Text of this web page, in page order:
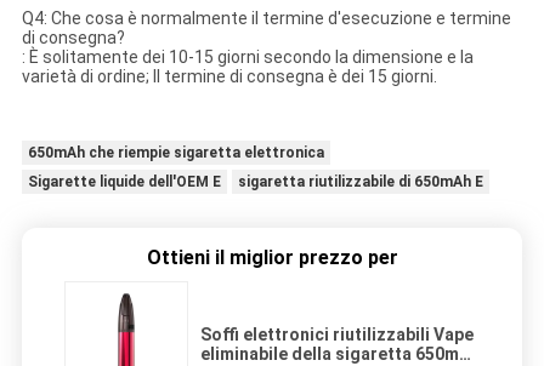
Q4: Che cosa è normalmente il termine d'esecuzione e termine
di consegna?
: È solitamente dei 10-15 giorni secondo la dimensione e la
varietà di ordine; Il termine di consegna è dei 15 giorni.
650mAh che riempie sigaretta elettronica
Sigarette liquide dell'OEM E
sigaretta riutilizzabile di 650mAh E
Ottieni il miglior prezzo per
Soffi elettronici riutilizzabili Vape
eliminabile della sigaretta 650mAh